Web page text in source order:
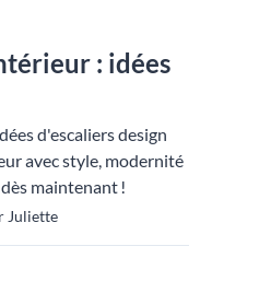
: idées
d'escaliers design
avec style, modernité
maintenant !
Juliette